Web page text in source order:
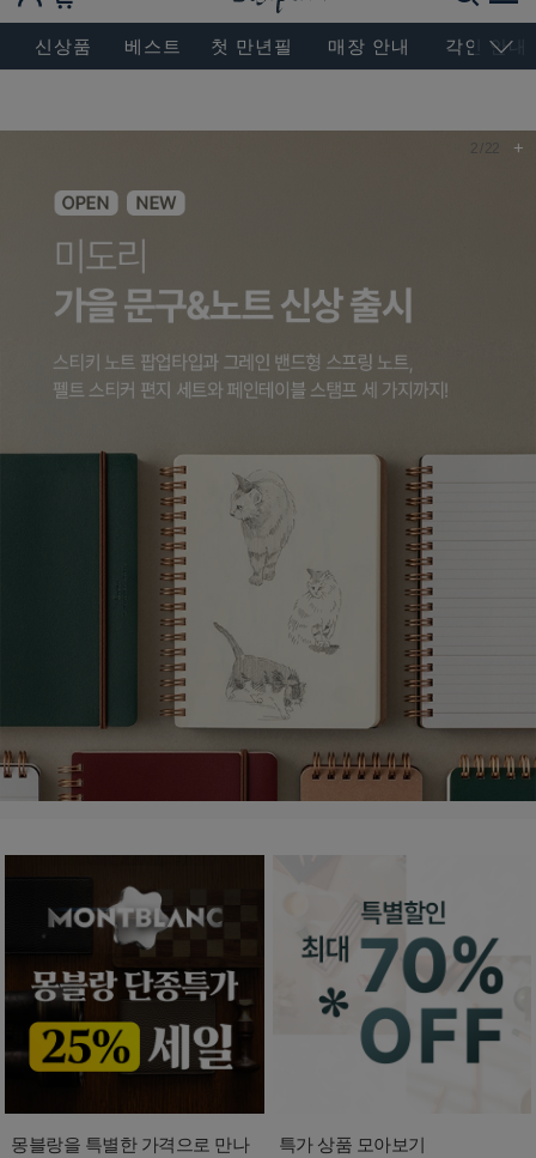
BESEN MASTERPIECE, SINCE 2004
신상품 베스트 첫 만년필 매장 안내 각인 안내
3/ 22 +
몽블랑을 특별한 가격으로 만나
특가 상품 모아보기